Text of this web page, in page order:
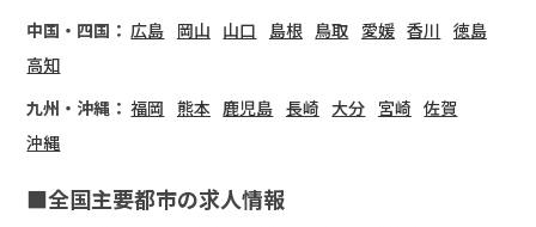
中国・四国： 広島 岡山 山口 島根 鳥取 愛媛 香川 徳島
高知
九州・沖縄： 福岡 熊本 鹿児島 長崎 大分 宮崎 佐賀
沖縄
■全国主要都市の求人情報